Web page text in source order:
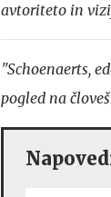
avtoriteto in
"Schoenaerts,
pogled na